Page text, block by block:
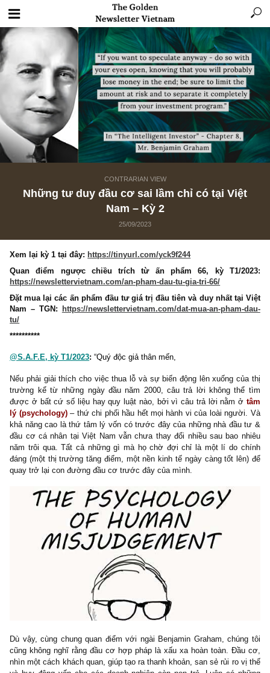
CONTRARIAN VIEW
Những tư duy đầu cơ sai lầm chỉ có tại
Xem lại kỳ 1 tại đây:https://tinyurl.com/yck9f244
Quan điểm ngược chiều trích từ ấn phẩm 66, kỳ T1/
https://newslettervietnam.com/an-pham-dau-tu-gia-tri-66/
Đặt mua lại các ấn phẩm đầu tư giá trị đầu tiên và duy nhất
tu/
**********
@S.A.F.E, kỳ T1/2023 : “Quý độc giả thân mến,
Nếu phải giải thích cho việc thua lỗ và sự biến động lên xuống
trường kể từ những ngày đầu năm 2000, câu trả lời không
được ở bất cứ số liệu hay quy luật nào, bởi vì câu trả lời nằm
lý (psychology)– thứ chi phối hầu hết mọi hành vi của loài
khả năng cao là thứ tâm lý vốn có trước đây của những nhà
năm trôi qua. Tất cả những gì mà họ chờ đợi chỉ là một lí do
đáng (một thị trường tăng điểm, một nền kinh tế ngày càng tốt
quay trở lại con đường đầu cơ trước đây của mình.